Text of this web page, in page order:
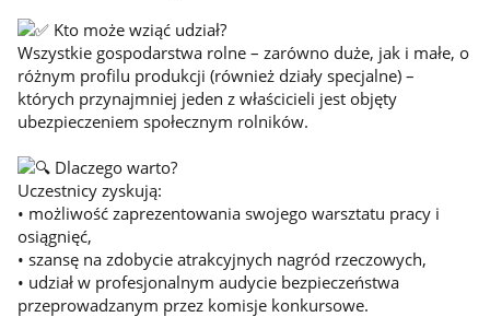
Kto może wziąć udział?
Wszystkie gospodarstwa rolne – zarówno duże, jak i małe, o
różnym profilu produkcji (również działy specjalne) –
których przynajmniej jeden z właścicieli jest objęty
ubezpieczeniem społecznym rolników.
Dlaczego warto?
Uczestnicy zyskują:
• możliwość zaprezentowania swojego warsztatu pracy i
osiągnięć,
• szansę na zdobycie atrakcyjnych nagród rzeczowych,
• udział w profesjonalnym audycie bezpieczeństwa
przeprowadzanym przez komisje konkursowe.